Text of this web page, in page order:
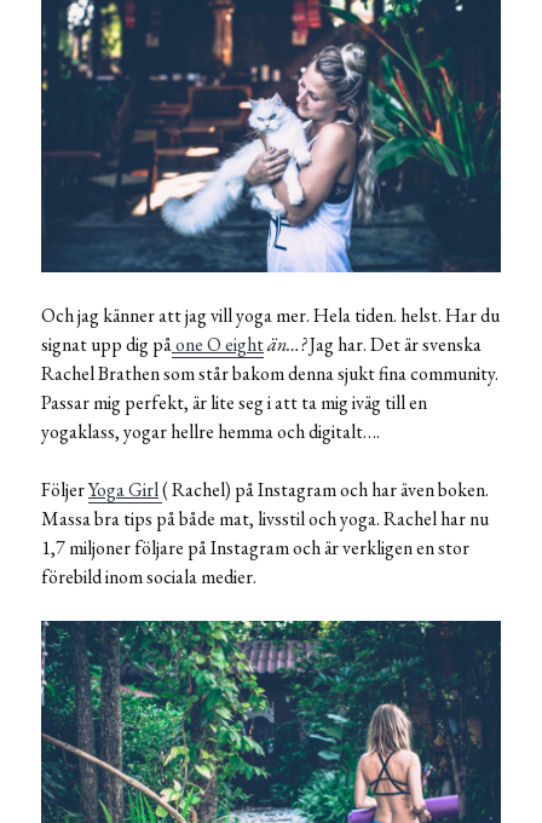
Och jag känner att jag vill yoga mer. Hela tiden. helst. Har du
signat upp dig påone O eightän…?Jag har. Det är svenska
Rachel Brathen som står bakom denna sjukt fina community.
Passar mig perfekt, är lite seg i att ta mig iväg till en
yogaklass, yogar hellre hemma och digitalt….
FöljerYoga Girl( Rachel) på Instagram och har även boken.
Massa bra tips på både mat, livsstil och yoga. Rachel har nu
1,7 miljoner följare på Instagram och är verkligen en stor
förebild inom sociala medier.